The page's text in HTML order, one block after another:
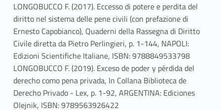
LONGOBUCCO F. (2017). Eccesso di potere e perdita del
diritto nel sistema delle pene civili (con prefazione di
Ernesto Capobianco), Quaderni della Rassegna di Diritto
Civile diretta da Pietro Perlingieri, p. 1-144, NAPOLI:
Edizioni Scientifiche Italiane, ISBN: 9788849533798
LONGOBUCCO F. (2019). Exceso de poder y pérdida del
derecho como pena privada, In Collana Biblioteca de
Derecho Privado - Lex, p. 1-92, ARGENTINA: Ediciones
Olejnik, ISBN: 9789563926422